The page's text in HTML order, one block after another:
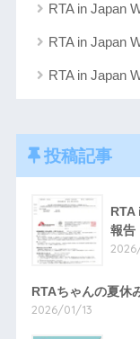
RTA in Japan
RTA in Japan
RTA in Japan
投稿記事
RTA
報告
RTAちゃんの夏休
2026/01/13